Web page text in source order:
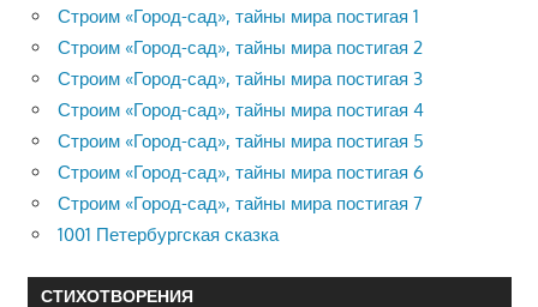
Строим «Город-сад», тайны мира постигая 1
Строим «Город-сад», тайны мира постигая 2
Строим «Город-сад», тайны мира постигая 3
Строим «Город-сад», тайны мира постигая 4
Строим «Город-сад», тайны мира постигая 5
Строим «Город-сад», тайны мира постигая 6
Строим «Город-сад», тайны мира постигая 7
1001 Петербургская сказка
СТИХОТВОРЕНИЯ